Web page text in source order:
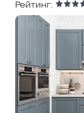
Рейтинг: